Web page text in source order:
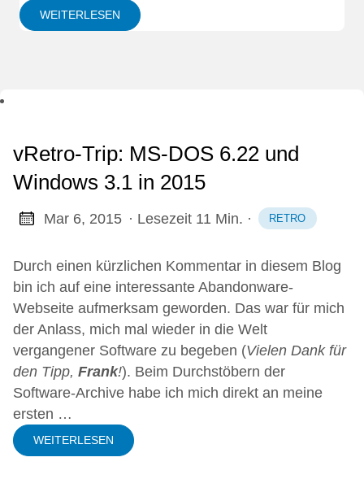
WEITERLESEN
vRetro-Trip: MS-DOS 6.22 und
Windows 3.1 in 2015
Mar 6, 2015 · Lesezeit 11 Min. · RETRO
Durch einen kürzlichen Kommentar in diesem Blog
bin ich auf eine interessante Abandonware-
Webseite aufmerksam geworden. Das war für mich
der Anlass, mich mal wieder in die Welt
vergangener Software zu begeben (Vielen Dank für
den Tipp, Frank!). Beim Durchstöbern der
Software-Archive habe ich mich direkt an meine
ersten …
WEITERLESEN